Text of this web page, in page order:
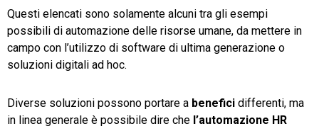
Questi elencati sono solamente alcuni tra gli esempi
possibili di automazione delle risorse umane, da mettere in
campo con l’utilizzo di software di ultima generazione o
soluzioni digitali ad hoc.
Diverse soluzioni possono portare a benefici differenti, ma
in linea generale è possibile dire che l’automazione HR